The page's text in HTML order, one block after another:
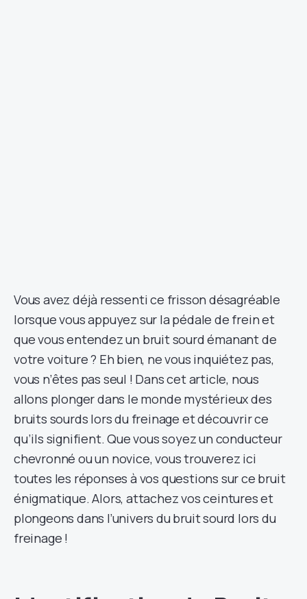
Vous avez déjà ressenti ce frisson désagréable
lorsque vous appuyez sur la pédale de frein et
que vous entendez un bruit sourd émanant de
votre voiture ? Eh bien, ne vous inquiétez pas,
vous n’êtes pas seul ! Dans cet article, nous
allons plonger dans le monde mystérieux des
bruits sourds lors du freinage et découvrir ce
qu’ils signifient. Que vous soyez un conducteur
chevronné ou un novice, vous trouverez ici
toutes les réponses à vos questions sur ce bruit
énigmatique. Alors, attachez vos ceintures et
plongeons dans l’univers du bruit sourd lors du
freinage !